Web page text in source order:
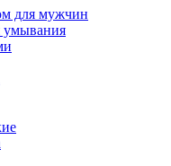
для мужчин
умывания